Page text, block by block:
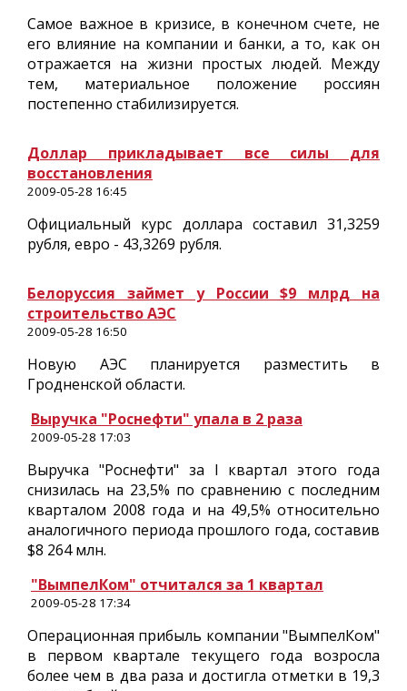
Самое важное в кризисе, в конечном счете, не
его влияние на компании и банки, а то, как он
отражается на жизни простых людей. Между
тем, материальное положение россиян
постепенно стабилизируется.
Доллар прикладывает все силы для
восстановления
2009-05-28 16:45
Официальный курс доллара составил 31,3259
рубля, евро - 43,3269 рубля.
Белоруссия займет у России $9 млрд на
строительство АЭС
2009-05-28 16:50
Новую АЭС планируется разместить в
Гродненской области.
Выручка "Роснефти" упала в 2 раза
2009-05-28 17:03
Выручка "Роснефти" за I квартал этого года
снизилась на 23,5% по сравнению с последним
кварталом 2008 года и на 49,5% относительно
аналогичного периода прошлого года, составив
$8 264 млн.
"ВымпелКом" отчитался за 1 квартал
2009-05-28 17:34
Операционная прибыль компании "ВымпелКом"
в первом квартале текущего года возросла
более чем в два раза и достигла отметки в 19,3